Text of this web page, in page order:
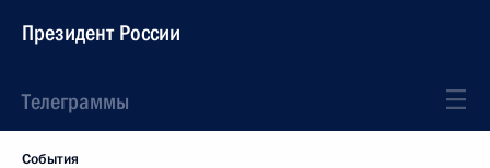
Президент России
Телеграммы
События